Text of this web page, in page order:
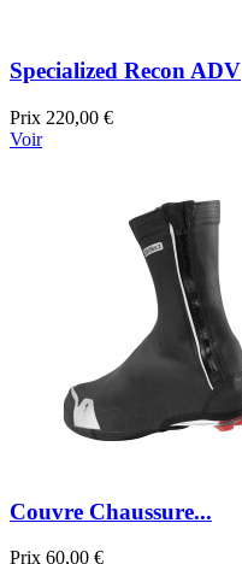
Specialized Recon ADV
Prix 220,00 €
Voir
Couvre Chaussure...
Prix 60,00 €